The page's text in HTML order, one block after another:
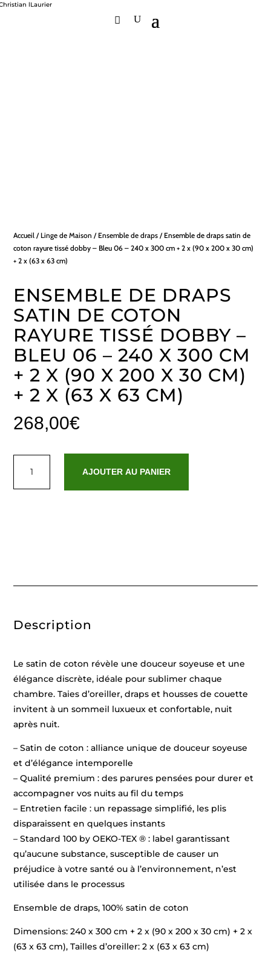
Accueil / Linge de Maison / Ensemble de draps / Ensemble de draps satin de
coton rayure tissé dobby – Bleu 06 – 240 x 300 cm + 2 x (90 x 200 x 30 cm)
+ 2 x (63 x 63 cm)
ENSEMBLE DE DRAPS
SATIN DE COTON
RAYURE TISSÉ DOBBY –
BLEU 06 – 240 X 300 CM
+ 2 X (90 X 200 X 30 CM)
+ 2 X (63 X 63 CM)
268,00€
Ensemble
-
cm
+
x
200
30
cm)
+
2
x
cm)
AJOUTER AU PANIER
Description
Le satin de coton révèle une douceur soyeuse et une
élégance discrète, idéale pour sublimer chaque
chambre. Taies d’oreiller, draps et housses de couette
invitent à un sommeil luxueux et confortable, nuit
après nuit.
– Satin de coton : alliance unique de douceur soyeuse
et d’élégance intemporelle
– Qualité premium : des parures pensées pour durer et
accompagner vos nuits au fil du temps
– Entretien facile : un repassage simplifié, les plis
disparaissent en quelques instants
– Standard 100 by OEKO-TEX ® : label garantissant
qu’aucune substance, susceptible de causer un
préjudice à votre santé ou à l’environnement, n’est
utilisée dans le processus
Ensemble de draps, 100% satin de coton
Dimensions: 240 x 300 cm + 2 x (90 x 200 x 30 cm) + 2 x
(63 x 63 cm), Tailles d’oreiller: 2 x (63 x 63 cm)